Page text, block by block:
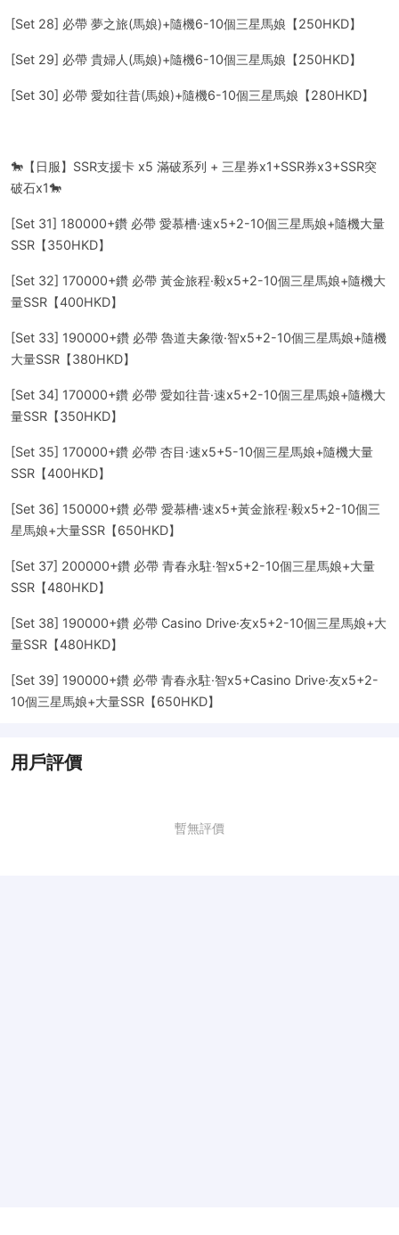
[Set 28] 必帶 夢之旅(馬娘)+隨機6-10個三星馬娘【250HKD】
[Set 29] 必帶 貴婦人(馬娘)+隨機6-10個三星馬娘【250HKD】
[Set 30] 必帶 愛如往昔(馬娘)+隨機6-10個三星馬娘【280HKD】
🐎【日服】SSR支援卡 x5 滿破系列 + 三星券x1+SSR券x3+SSR突
破石x1🐎
[Set 31] 180000+鑽 必帶 愛慕槽·速x5+2-10個三星馬娘+隨機大量
SSR【350HKD】
[Set 32] 170000+鑽 必帶 黃金旅程·毅x5+2-10個三星馬娘+隨機大
量SSR【400HKD】
[Set 33] 190000+鑽 必帶 魯道夫象徵·智x5+2-10個三星馬娘+隨機
大量SSR【380HKD】
[Set 34] 170000+鑽 必帶 愛如往昔·速x5+2-10個三星馬娘+隨機大
量SSR【350HKD】
[Set 35] 170000+鑽 必帶 杏目·速x5+5-10個三星馬娘+隨機大量
SSR【400HKD】
[Set 36] 150000+鑽 必帶 愛慕槽·速x5+黃金旅程·毅x5+2-10個三
星馬娘+大量SSR【650HKD】
[Set 37] 200000+鑽 必帶 青春永駐·智x5+2-10個三星馬娘+大量
SSR【480HKD】
[Set 38] 190000+鑽 必帶 Casino Drive·友x5+2-10個三星馬娘+大
量SSR【480HKD】
[Set 39] 190000+鑽 必帶 青春永駐·智x5+Casino Drive·友x5+2-
10個三星馬娘+大量SSR【650HKD】
用戶評價
暫無評價